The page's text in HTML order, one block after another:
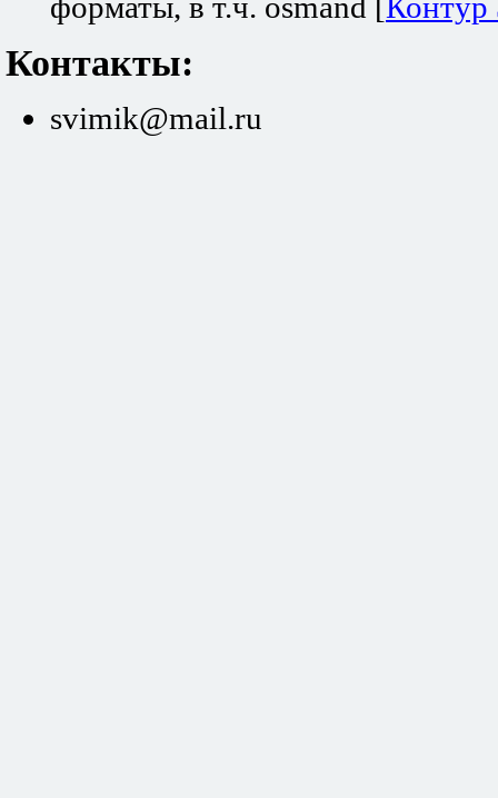
форматы, в т.ч. osmand [ Контур
Контакты:
svimik@mail.ru